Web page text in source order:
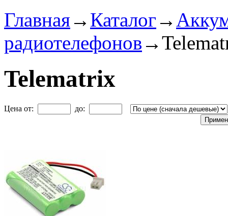
Главная→ Каталог →
радиотелефонов →
Telematrix
Цена от: до: